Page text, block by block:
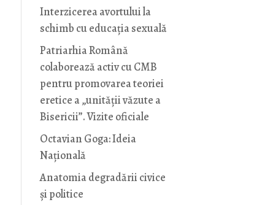
Interzicerea avortului la
schimb cu educaţia sexuală
Patriarhia Română
colaborează activ cu CMB
pentru promovarea teoriei
eretice a „unității văzute a
Bisericii”. Vizite oficiale
Octavian Goga: Ideia
Naţională
Anatomia degradării civice
și politice